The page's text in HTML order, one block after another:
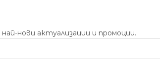
нови актуализации и промоции.